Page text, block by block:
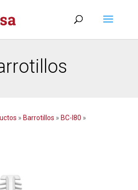
» Barrotillos » BC-I80 »